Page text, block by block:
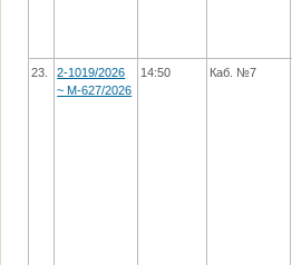
23.
2-1019/2026
~ М-627/2026
14:50 Каб. №7